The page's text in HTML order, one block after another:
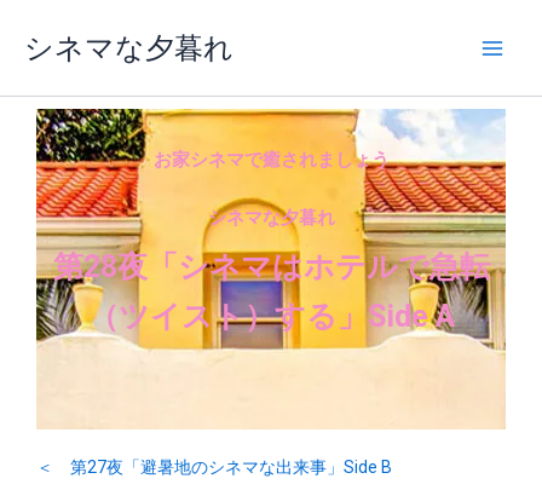
ス
シネマな夕暮れ
お家シネマで癒されましょう
シネマな夕暮れ
第28夜「シネマはホテルで急転
（ツイスト）する」Side A
＜ 第27夜「避暑地のシネマな出来事」Side B